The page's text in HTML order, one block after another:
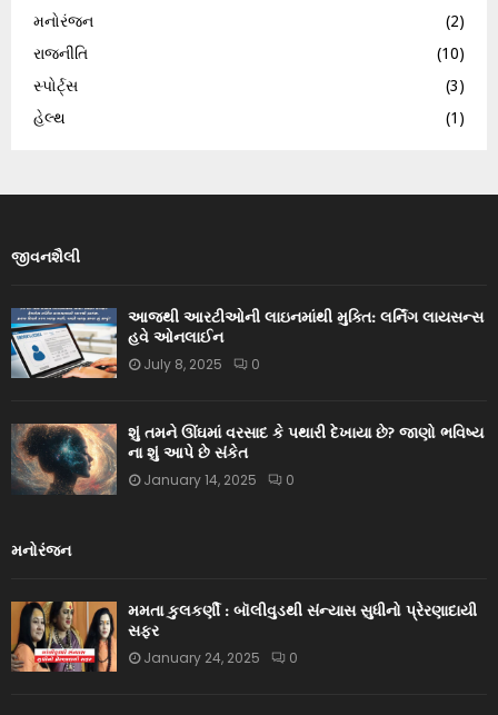
મનોરંજન
(2)
રાજનીતિ
(10)
સ્પોર્ટ્સ
(3)
હેલ્થ
(1)
જીવનશૈલી
આજથી આરટીઓની લાઇનમાંથી મુક્તિ: લર્નિંગ લાયસન્સ
હવે ઓનલાઈન
July 8, 2025 0
શું તમને ઊંઘમાં વરસાદ કે પથારી દેખાયા છે? જાણો ભવિષ્ય
ના શું આપે છે સંકેત
January 14, 2025 0
મનોરંજન
મમતા કુલકર્ણી : બૉલીવુડથી સંન્યાસ સુધીનો પ્રેરણાદાયી
સફર
January 24, 2025 0